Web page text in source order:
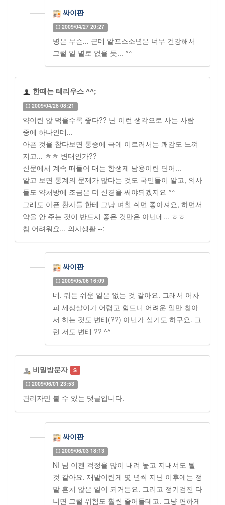
싸이판
2009/04/27 20:27
병은 무슨... 근데 알프스소년은 너무 건강해서
그럴 일 별로 없을 듯... ^^
한때는 테리우스 ^^;
2009/04/28 08:21
약이란 않 먹을수록 좋다?? 난 이런 생각으로 사는 사람
중에 하나인데...
아픈 것을 참다보면 통증에 극에 이르러서는 쾌감도 느껴
지고... ㅎㅎ 변태인가??
신문에서 계속 떠들어 대는 항생제 남용이란 단어...
알고 보면 통계의 문제가 많다는 것도 국민들이 알고, 의사
들도 약처방에 조금은 더 신경을 써야되겠지요 ^^
그래도 아픈 환자들 한테 그냥 며칠 쉬면 좋아져요, 하면서
약을 안 주는 것이 반드시 좋은 것만은 아닌데... ㅎㅎ
참 어려워요... 의사생활 --;
싸이판
2009/05/06 16:09
네. 뭐든 쉬운 일은 없는 것 같아요. 그래서 어차
피 세상살이가 어렵고 힘드니 어려운 일만 찾아
서 하는 것도 변태(??) 아닌가 싶기도 하구요. 그
런 저도 변태 ?? ^^
비밀방문자
2009/06/01 23:53
관리자만 볼 수 있는 댓글입니다.
싸이판
2009/06/03 18:13
NI 님 이젠 걱정을 많이 내려 놓고 지내셔도 될
것 같아요. 재발이란게 몇 년씩 지난 이후에는 정
말 흔치 않은 일이 되거든요. 그리고 정기검진 다
니면 그럴 위험도 훨씬 줄어들테고. 그냥 편하게